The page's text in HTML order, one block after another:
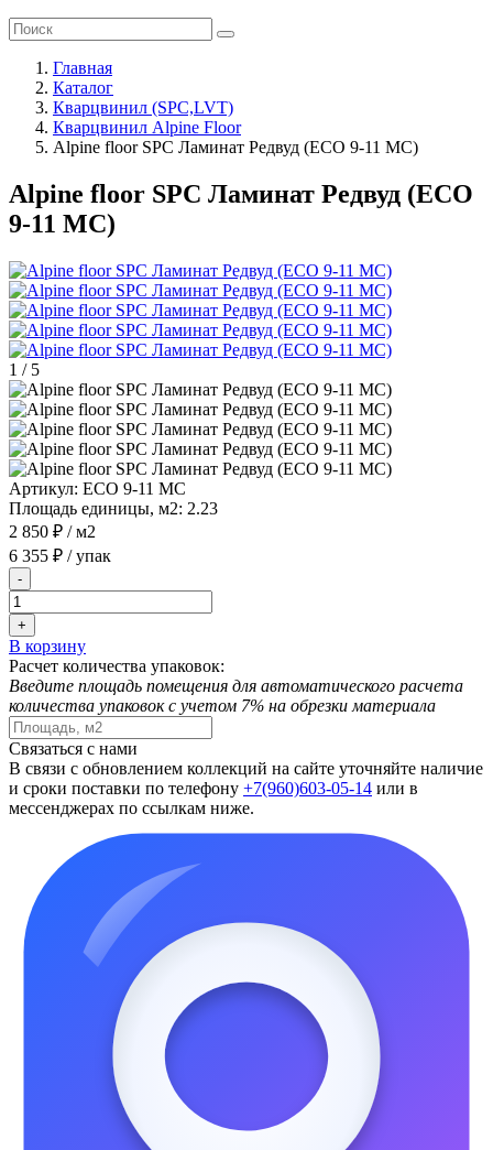
Главная
Каталог
Кварцвинил (SPC,LVT)
Кварцвинил Alpine Floor
Alpine floor SPC Ламинат Редвуд (ECO 9-11 MC)
Alpine floor SPC Ламинат Редвуд (ECO
9-11 MC)
1 / 5
Артикул: ECO 9-11 MC
Площадь единицы, м2: 2.23
2 850 ₽ / м2
6 355 ₽ / упак
-
+
В корзину
Расчет количества упаковок:
Введите площадь помещения для автоматического расчета
количества упаковок с учетом 7% на обрезки материала
Связаться с нами
В связи с обновлением коллекций на сайте уточняйте наличие
и сроки поставки по телефону +7(960)603-05-14 или в
мессенджерах по ссылкам ниже.